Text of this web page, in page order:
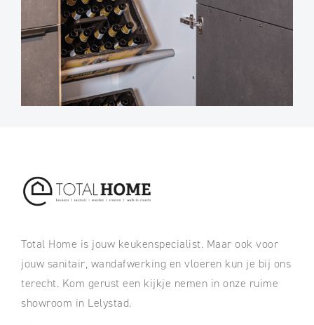
Total Home is jouw keukenspecialist. Maar ook voor
jouw sanitair, wandafwerking en vloeren kun je bij ons
terecht. Kom gerust een kijkje nemen in onze ruime
showroom in Lelystad.